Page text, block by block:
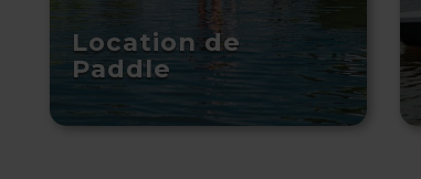
Location de
Paddle